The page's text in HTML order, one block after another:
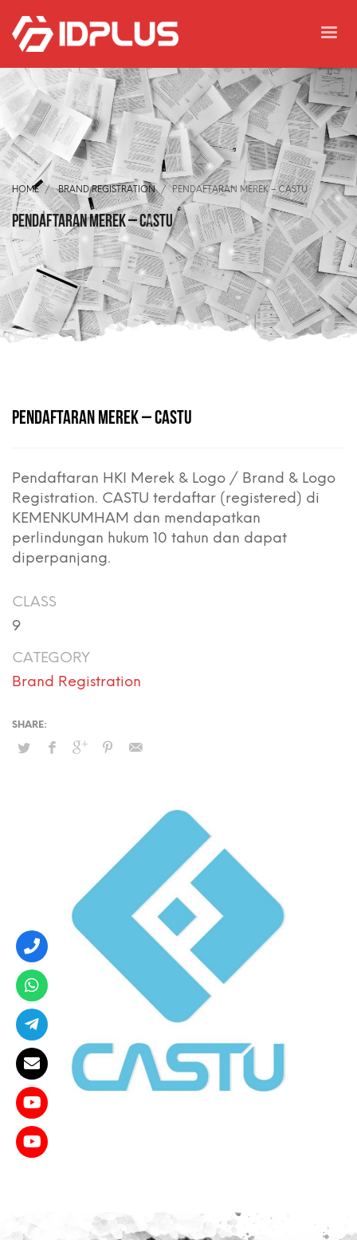
HOME BRAND REGISTRATION PENDAFTARAN MEREK – CASTU
Pendaftaran Merek – CASTU
PENDAFTARAN MEREK – CASTU
Pendaftaran HKI Merek & Logo / Brand & Logo
Registration. CASTU terdaftar (registered) di
KEMENKUMHAM dan mendapatkan
perlindungan hukum 10 tahun dan dapat
diperpanjang.
CLASS
9
CATEGORY
Brand Registration